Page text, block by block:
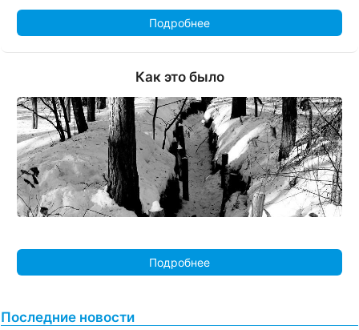
Подробнее
Как это было
Подробнее
Последние новости